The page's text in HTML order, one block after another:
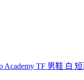
Academy TF 男鞋 白